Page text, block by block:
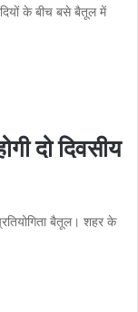
के बीच बसे बैतूल में
दो दिवसीय
बैतूल। शहर के